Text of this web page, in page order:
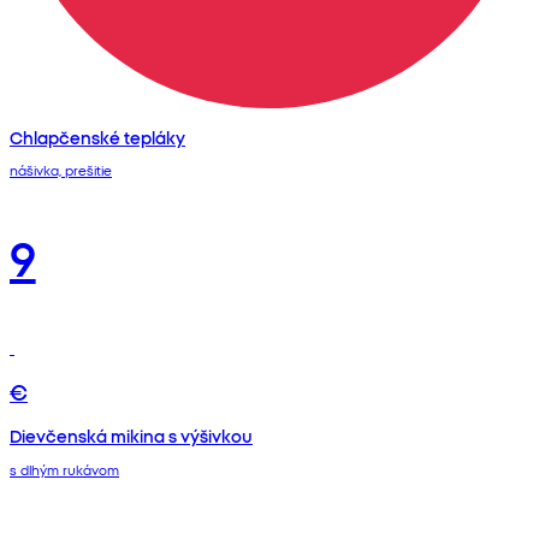
Chlapčenské tepláky
nášivka, prešitie
9
€
Dievčenská mikina s výšivkou
s dlhým rukávom